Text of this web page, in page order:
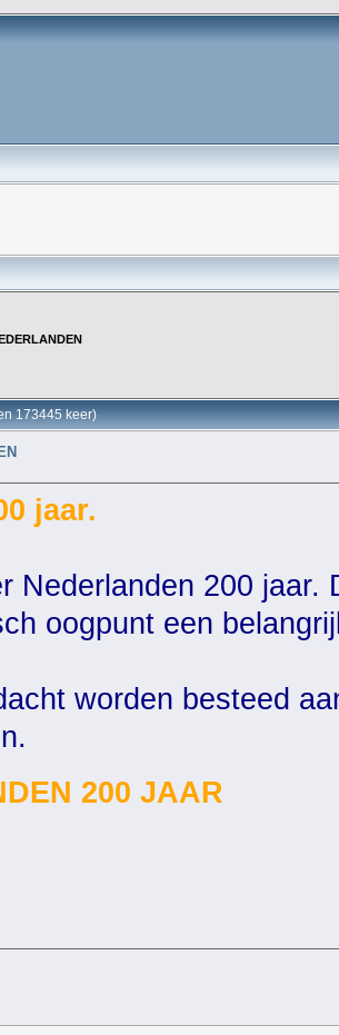
173445 keer)
jaar.
Nederlanden 200 jaar.
oogpunt een
worden besteed
200 JAAR